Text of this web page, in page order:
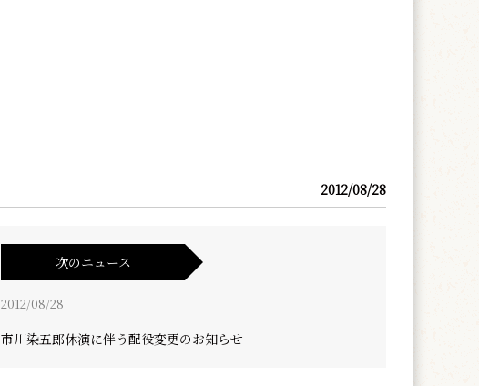
2012/08/28
次のニュース
2012/08/28
市川染五郎休演に伴う配役変更のお知らせ